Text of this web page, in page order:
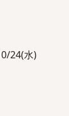
24(水)